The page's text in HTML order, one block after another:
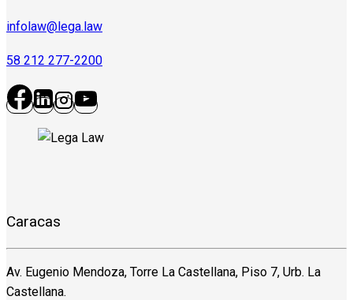
infolaw@lega.law
58 212 277-2200
Caracas
Av. Eugenio Mendoza, Torre La Castellana, Piso 7, Urb. La
Castellana.